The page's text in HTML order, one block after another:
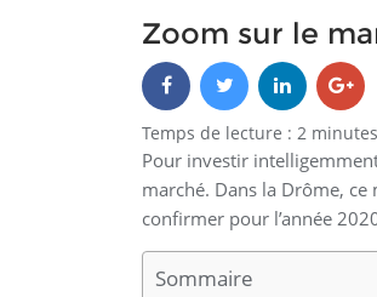
Zoom sur le
Temps de lecture : 2 minutes
Pour investir
marché. Dans la Drôme, ce
confirmer pour l’année
Sommaire